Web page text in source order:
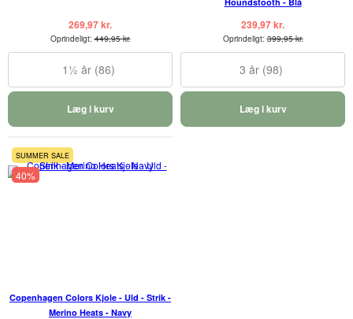
269,97 kr.
Oprindeligt:449,95 kr.
1½ år (86)
Læg i kurv
239,97 kr.
Oprindeligt:399,95 kr.
3 år (98)
Læg i kurv
SUMMER SALE
40%
Copenhagen Colors Kjole - Uld - Strik -
Merino Heats - Navy